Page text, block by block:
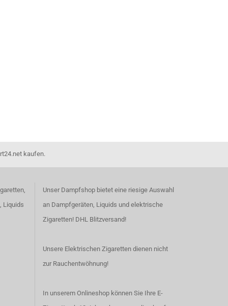
kaufen.
Liquids
Unser Dampfshop bietet eine riesige Auswahl
an Dampfgeräten, Liquids und elektrische
Zigaretten! DHL Blitzversand!
Unsere Elektrischen Zigaretten dienen nicht
zur Rauchentwöhnung!
In unserem Onlineshop können Sie Ihre E-